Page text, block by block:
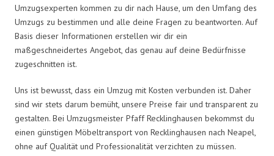
Umzugsexperten kommen zu dir nach Hause, um den Umfang des
Umzugs zu bestimmen und alle deine Fragen zu beantworten. Auf
Basis dieser Informationen erstellen wir dir ein
maßgeschneidertes Angebot, das genau auf deine Bedürfnisse
zugeschnitten ist.
Uns ist bewusst, dass ein Umzug mit Kosten verbunden ist. Daher
sind wir stets darum bemüht, unsere Preise fair und transparent zu
gestalten. Bei Umzugsmeister Pfaff Recklinghausen bekommst du
einen günstigen Möbeltransport von Recklinghausen nach Neapel,
ohne auf Qualität und Professionalität verzichten zu müssen.